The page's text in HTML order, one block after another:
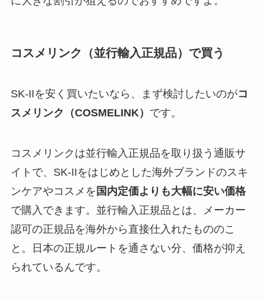
コスメリンク（並行輸入正規品）で買う
SK-IIを安く買いたいなら、まず検討したいのがコ
スメリンク（COSMELINK） です。
コスメリンクは並行輸入正規品を取り扱う通販サ
イトで、SK-IIをはじめとした海外ブランドのスキ
ンケアやコスメを 国内定価よりも大幅に安い価格
で購入できます。並行輸入正規品とは、メーカー
認可の正規品を海外から直接仕入れたもののこ
と。日本の正規ルートを通さない分、価格が抑え
られているんです。